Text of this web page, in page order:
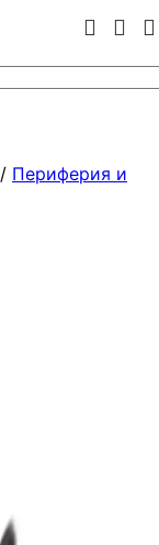
/ Периферия и